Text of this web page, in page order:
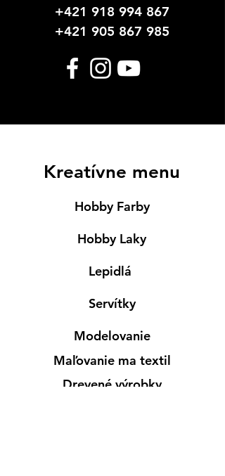
+421 918 994 867
+421 905 867 985
Kreatívne menu
Hobby Farby
Hobby Laky
Lepidlá
Servítky
Modelovanie
Maľovanie ma textil
Drevené výrobky